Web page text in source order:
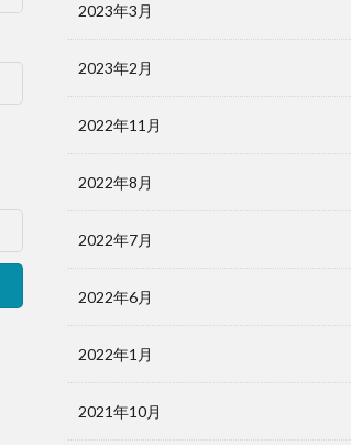
2023年3月
2023年2月
2022年11月
2022年8月
2022年7月
2022年6月
2022年1月
2021年10月